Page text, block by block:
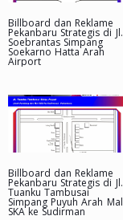
Billboard dan Reklame
Pekanbaru Strategis di Jl.
Soebrantas Simpang
Soekarno Hatta Arah
Airport
Billboard dan Reklame
Pekanbaru Strategis di Jl.
Tuanku Tambusai
Simpang Puyuh Arah Mal
SKA ke Sudirman